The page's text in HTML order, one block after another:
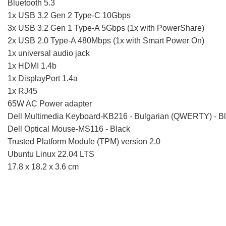
Bluetooth 5.3
1x USB 3.2 Gen 2 Type-C 10Gbps
3x USB 3.2 Gen 1 Type-A 5Gbps (1x with PowerShare)
2x USB 2.0 Type-A 480Mbps (1x with Smart Power On)
1x universal audio jack
1x HDMI 1.4b
1x DisplayPort 1.4a
1x RJ45
65W AC Power adapter
Dell Multimedia Keyboard-KB216 - Bulgarian (QWERTY) -
Dell Optical Mouse-MS116 - Black
Trusted Platform Module (TPM) version 2.0
Ubuntu Linux 22.04 LTS
17.8 x 18.2 x 3.6 cm